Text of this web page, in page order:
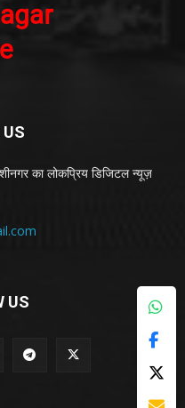
का लोकप्रिय डिजिटल न्यूज़
US